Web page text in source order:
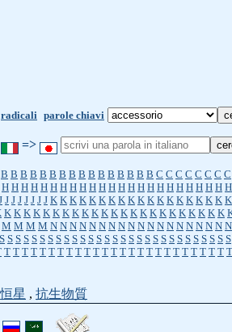
radicali parole chiavi
=>
B B B B B B B B B B B B B B B B C C C C C C C C
H H H H H H H H H H H H H H H H H H H H H H H H
J J J J J J J K K K K K K K K K K K K K K K K K K K
K K K K K K K K K K K K K K K K K K K K K K K
M M M M N N N N N N N N N N N N N N N N N N N
S S S S S S S S S S S S S S S S S S S S S S S S S S S S S
T T T T T T T T T T T T T T T T T T T T T T T T T T
恒星 , 抗生物質